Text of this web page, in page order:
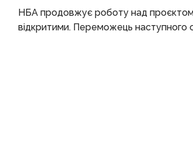
НБА продовжує роботу над проєктом
відкритими. Переможець наступного